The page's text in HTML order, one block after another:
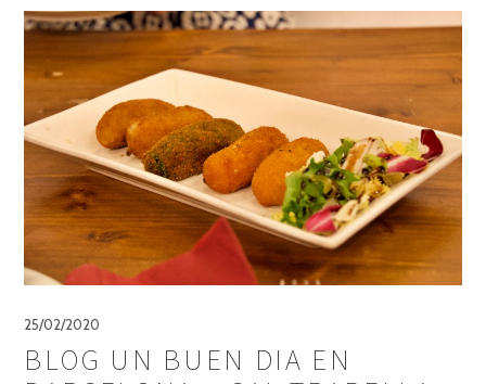
25/02/2020
BLOG UN BUEN DIA EN